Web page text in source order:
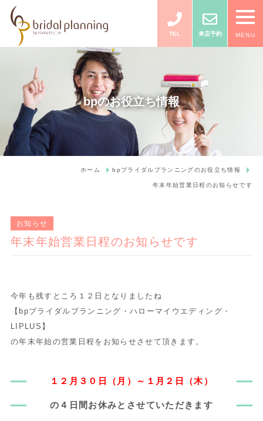
TEL 来店予約 MENU
bpのお役立ち情報
ホーム bpブライダルプランニングのお役立ち情報
年末年始営業日程のお知らせです
お知らせ
年末年始営業日程のお知らせです
今年も残すところ１２日となりましたね
【bpブライダルプランニング・ハローマイウエディング・
LIPLUS】
の年末年始の営業日程をお知らせさせて頂きます。
１２月３０日（月）～１月２日（木）
の４日間お休みとさせていただきます